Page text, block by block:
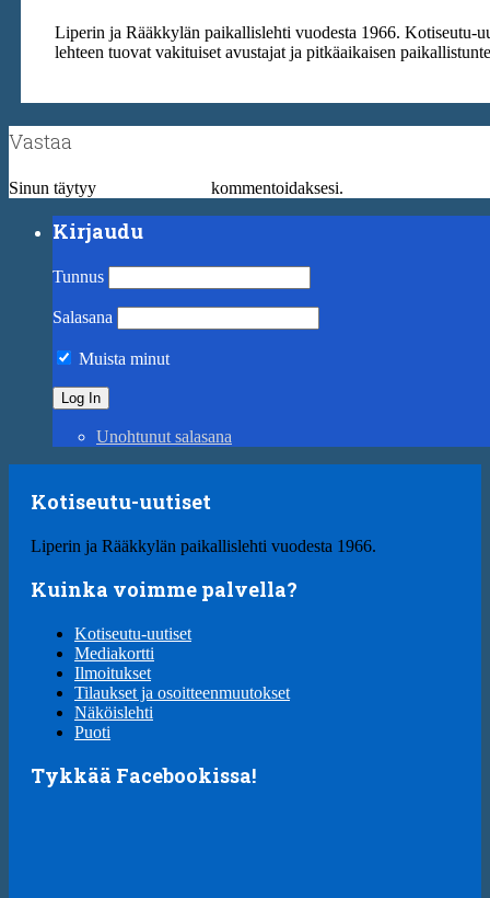
Liperin ja Rääkkylän paikallislehti vuodesta 1966. Kotiseutu-
lehteen tuovat vakituiset avustajat ja pitkäaikaisen
Vastaa
Sinun täytyy kommentoidaksesi.
Kirjaudu
Tunnus
Salasana
Muista minut
Unohtunut salasana
Kotiseutu-uutiset
Liperin ja Rääkkylän paikallislehti vuodesta 1966.
Kuinka voimme palvella?
Kotiseutu-uutiset
Mediakortti
Ilmoitukset
Tilaukset ja osoitteenmuutokset
Näköislehti
Puoti
Tykkää Facebookissa!